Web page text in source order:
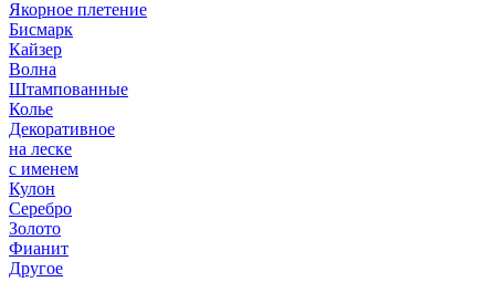
Якорное плетение
Бисмарк
Кайзер
Волна
Штампованные
Колье
Декоративное
на леске
с именем
Кулон
Серебро
Золото
Фианит
Другое